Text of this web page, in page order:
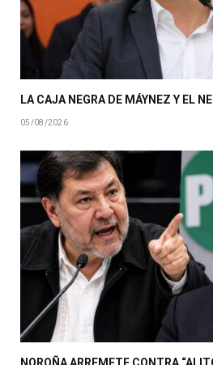
LA CAJA NEGRA DE MÁYNEZ Y EL
05/08/2026